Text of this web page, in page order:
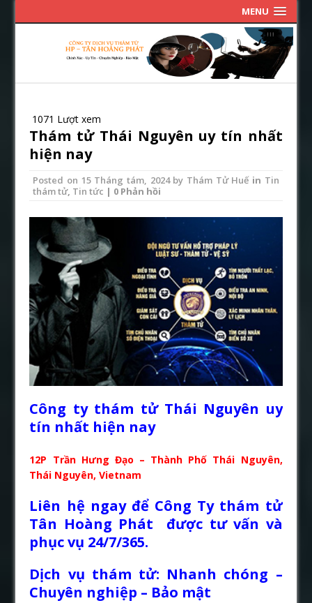
MENU
1071 Lượt xem
Thám tử Thái Nguyên uy tín nhất
hiện nay
Posted on 15 Tháng tám, 2024by Thám Tử Huếin Tin
thám tử, Tin tức | 0 Phản hồi
Công ty thám tử Thái Nguyên uy
tín nhất hiện nay
12P Trần Hưng Đạo – Thành Phố Thái Nguyên,
Thái Nguyên, Vietnam
Liên hệ ngay để Công Ty thám tử
Tân Hoàng Phát được tư vấn và
phục vụ 24/7/365.
Dịch vụ thám tử: Nhanh chóng –
Chuyên nghiệp – Bảo mật